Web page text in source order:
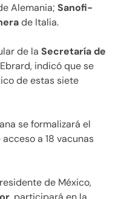
Alemania; Sanofi-
de Italia.
de la Secretaría de
Ebrard, indicó que se
de estas siete
se formalizará el
a 18 vacunas
de México,